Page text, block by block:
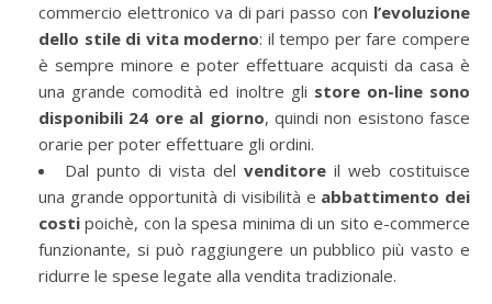
commercio elettronico va di pari passo con l’evoluzione
dello stile di vita moderno: il tempo per fare compere
è sempre minore e poter effettuare acquisti da casa è
una grande comodità ed inoltre gli store on-line sono
disponibili 24 ore al giorno, quindi non esistono fasce
orarie per poter effettuare gli ordini.
Dal punto di vista del venditore il web costituisce
una grande opportunità di visibilità e abbattimento dei
costipoichè, con la spesa minima di un sito e-commerce
funzionante, si può raggiungere un pubblico più vasto e
ridurre le spese legate alla vendita tradizionale.